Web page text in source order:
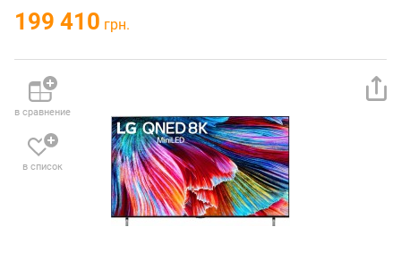
199 410 грн.
в сравнение
в список